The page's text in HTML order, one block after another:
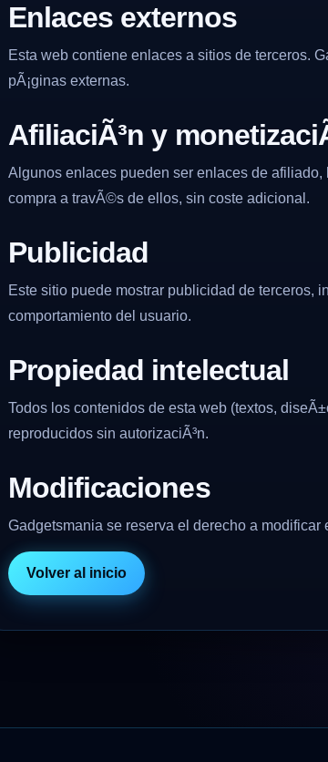
Enlaces externos
Esta web contiene enlaces a sitios de terceros.
pÃ¡ginas externas.
AfiliaciÃ³n y
Algunos enlaces pueden ser enlaces de
compra a travÃ©s de ellos, sin coste adicional.
Publicidad
Este sitio puede mostrar publicidad de terceros,
comportamiento del usuario.
Propiedad intelectual
Todos los contenidos de esta web (textos,
reproducidos sin autorizaciÃ³n.
Modificaciones
Gadgetsmania se reserva el derecho a
Volver al inicio